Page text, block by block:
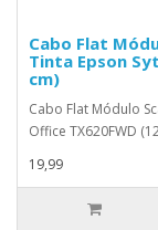
Cabo Flat
Tinta Epson
cm)
Cabo Flat Módulo
Office TX620FWD
19,99